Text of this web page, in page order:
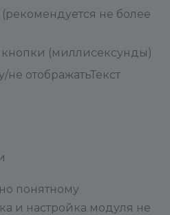
не более
(миллисексунды)
не отображатьТекст
понятному
и настройка модуля не